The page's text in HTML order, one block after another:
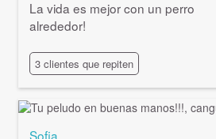
La vida es mejor con un perro
alrededor!
3 clientes que repiten
Sofia